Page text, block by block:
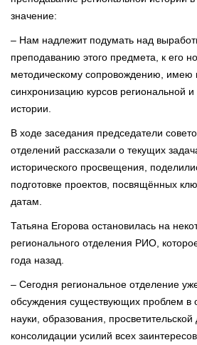
значение:
– Нам надлежит подумать над
преподаванию этого предмета, к его
методическому сопровождению, имею
синхронизацию курсов региональной и
истории.
В ходе заседания председатели
отделений рассказали о текущих
исторического просвещения,
подготовке проектов, посвящённых
датам.
Татьяна Егорова остановилась на
регионального отделения РИО,
года назад.
– Сегодня региональное отделение
обсуждения существующих проблем в
науки, образования, просветительской
консолидации усилий всех